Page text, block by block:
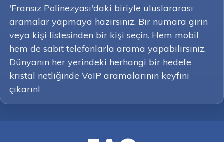
'Fransız Polinezyası'daki biriyle uluslararası
aramalar yapmaya hazırsınız. Bir numara girin
veya kişi listesinden bir kişi seçin. Hem mobil
hem de sabit telefonlarla arama yapabilirsiniz.
Dünyanın her yerindeki herhangi bir hedefe
kristal netliğinde VoIP aramalarının keyfini
çıkarın!